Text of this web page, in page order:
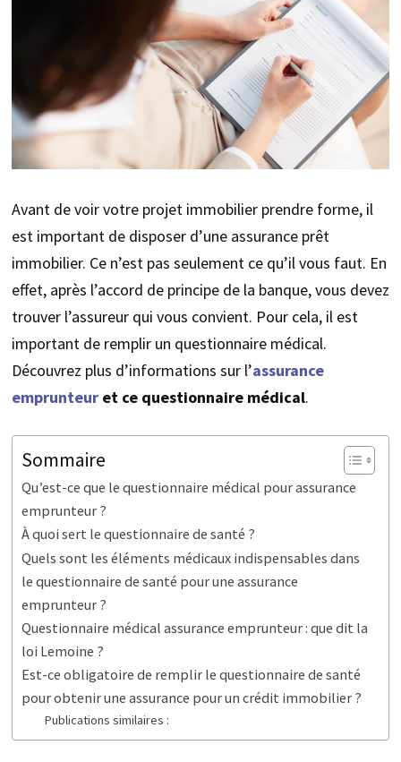
Avant de voir votre projet immobilier prendre forme, il
est important de disposer d’une assurance prêt
immobilier. Ce n’est pas seulement ce qu’il vous faut. En
effet, après l’accord de principe de la banque, vous devez
trouver l’assureur qui vous convient. Pour cela, il est
important de remplir un questionnaire médical.
Découvrez plus d’informations sur l’assurance
emprunteuret ce questionnaire médical.
Sommaire
Qu’est-ce que le questionnaire médical pour assurance
emprunteur ?
À quoi sert le questionnaire de santé ?
Quels sont les éléments médicaux indispensables dans
le questionnaire de santé pour une assurance
emprunteur ?
Questionnaire médical assurance emprunteur : que dit la
loi Lemoine ?
Est-ce obligatoire de remplir le questionnaire de santé
pour obtenir une assurance pour un crédit immobilier ?
Publications similaires :